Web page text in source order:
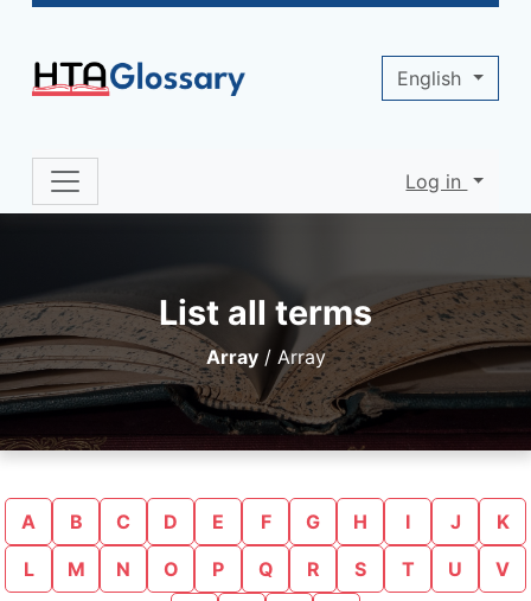
List all terms
Array/ Array
A B C D E F G H I J
K
L
M N O P Q R S T U
V
Site identity, navigation, etc.
Log in
English